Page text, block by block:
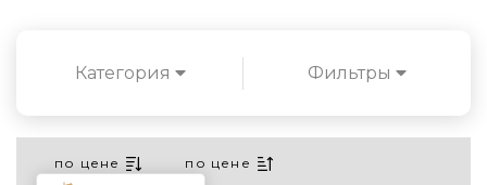
Категория Фильтры
по цене
по цене